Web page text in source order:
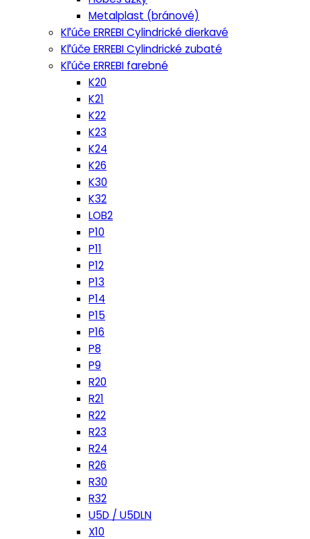
Metalplast (bránové)
Kľúče ERREBI Cylindrické dierkavé
Kľúče ERREBI Cylindrické zubaté
Kľúče ERREBI farebné
K20
K21
K22
K23
K24
K26
K30
K32
LOB2
P10
P11
P12
P13
P14
P15
P16
P8
P9
R20
R21
R22
R23
R24
R26
R30
R32
U5D / U5DLN
X10